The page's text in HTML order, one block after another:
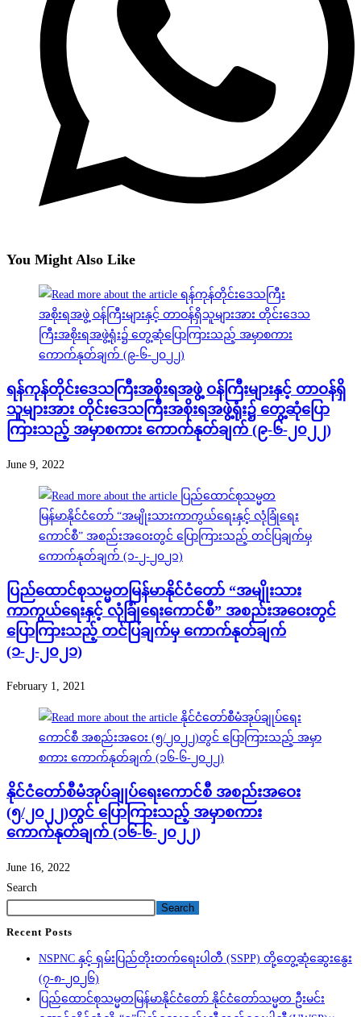
You Might Also Like
ရန်ကုန်တိုင်းဒေသကြီးအစိုးရအဖွဲ့ ဝန်ကြီးများနှင့် တာဝန်ရှိ
သူများအား တိုင်းဒေသကြီးအစိုးရအဖွဲ့ရုံး၌ တွေ့ဆုံပြော
ကြားသည့် အမှာစကား ကောက်နုတ်ချက် (၉-၆-၂၀၂၂)
June 9, 2022
ပြည်ထောင်စုသမ္မတမြန်မာနိုင်ငံတော် “အမျိုးသား
ကာကွယ်ရေးနှင့် လုံခြုံရေးကောင်စီ” အစည်းအဝေးတွင်
ပြောကြားသည့် တင်ပြချက်မှ ကောက်နုတ်ချက်
(၁-၂-၂၀၂၁)
February 1, 2021
နိုင်ငံတော်စီမံအုပ်ချုပ်ရေးကောင်စီ အစည်းအဝေး
(၅/၂၀၂၂)တွင် ပြောကြားသည့် အမှာစကား
ကောက်နုတ်ချက် (၁၆-၆-၂၀၂၂)
June 16, 2022
Search
Search
Recent Posts
NSPNC နှင့် ရှမ်းပြည်တိုးတက်ရေးပါတီ (SSPP) တို့တွေ့ဆုံဆွေးနွေး
(၇-၈-၂၀၂၆)
ပြည်ထောင်စုသမ္မတမြန်မာနိုင်ငံတော် နိုင်ငံတော်သမ္မတ ဦးမင်း